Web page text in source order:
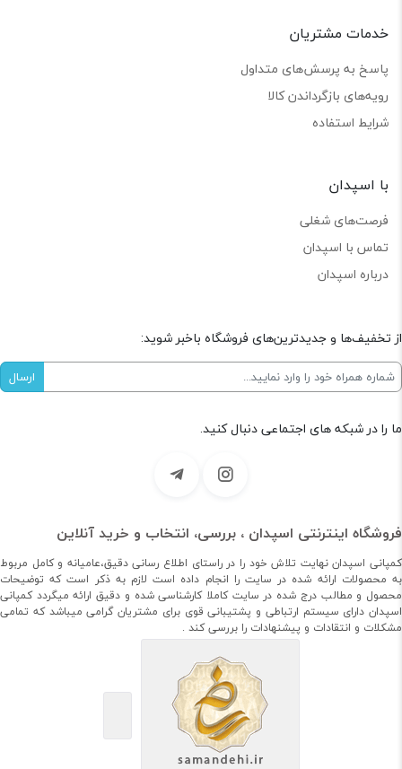
خدمات مشتریان
پاسخ به پرسش‌های متداول
رویه‌های بازگرداندن کالا
شرایط استفاده
با اسپدان
فرصت‌های شغلی
تماس با اسپدان
درباره اسپدان
از تخفیف‌ها و جدیدترین‌های فروشگاه باخبر شوید:
ما را در شبکه های اجتماعی دنبال کنید.
فروشگاه اینترنتی اسپدان ، بررسی، انتخاب و خرید آنلاین
کمپانی اسپدان نهایت تلاش خود را در راستای اطلاع رسانی دقیق،عامیانه و کامل مربوط
به محصولات ارائه شده در سایت را انجام داده است لازم به ذکر است که توضیحات
محصول و مطالب درج شده در سایت کاملا کارشناسی شده و دقیق ارائه میگردد کمپانی
اسپدان دارای سیستم ارتباطی و پشتیبانی قوی برای مشتریان گرامی میباشد که تمامی
مشکلات و انتقادات و پیشنهادات را بررسی کند .